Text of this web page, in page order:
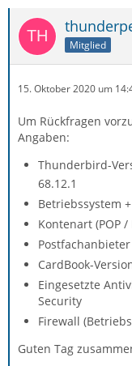
Mitglied
15. Oktober 2020 um
Um Rückfragen
Angaben:
Thunderbird-
68.12.1
Betriebssystem
Kontenart (POP /
Postfachanbieter
CardBook-
Eingesetzte
Security
Firewall
Guten Tag